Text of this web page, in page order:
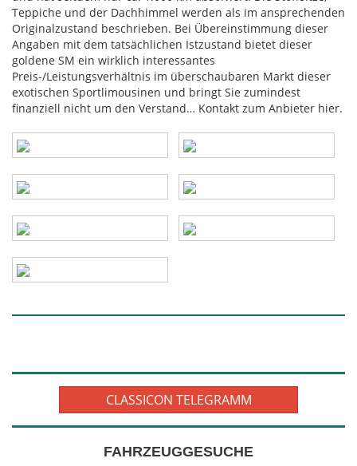
Teppiche und der Dachhimmel werden als im ansprechenden
Originalzustand beschrieben. Bei Übereinstimmung dieser
Angaben mit dem tatsächlichen Istzustand bietet dieser
goldene SM ein wirklich interessantes
Preis-/Leistungsverhältnis im überschaubaren Markt dieser
exotischen Sportlimousinen und bringt Sie zumindest
finanziell nicht um den Verstand… Kontakt zum Anbieter hier.
CLASSICON TELEGRAMM
FAHRZEUGGESUCHE